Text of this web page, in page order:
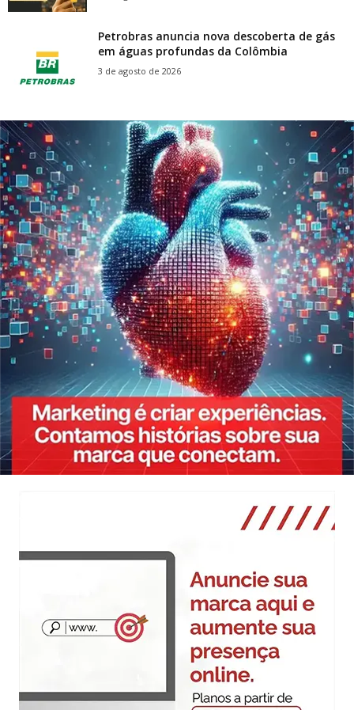
Petrobras anuncia nova descoberta de gás
em águas profundas da Colômbia
3 de agosto de 2026